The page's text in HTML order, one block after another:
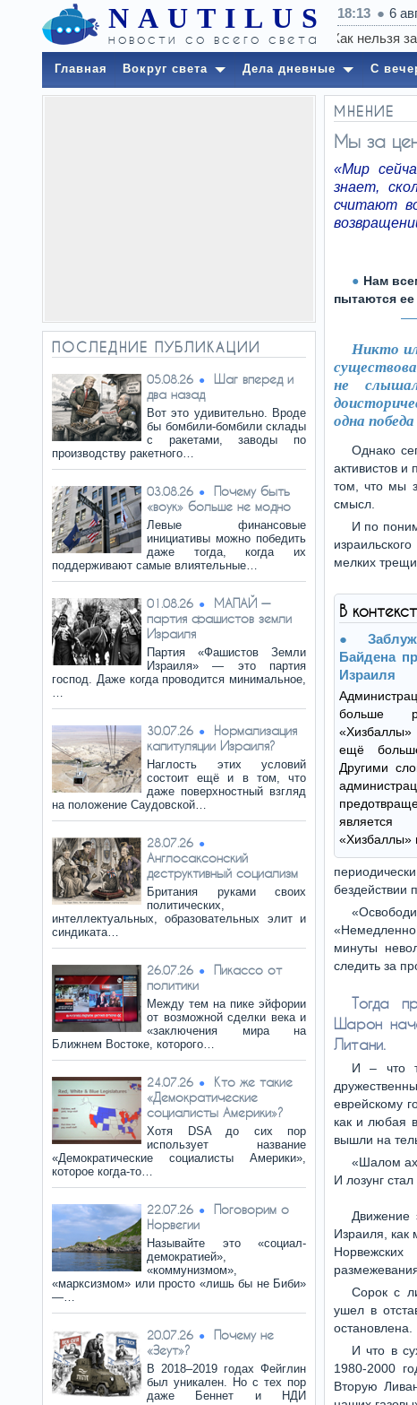
NAUTILUS
новости со всего света
18:13 6
Главная Вокруг света Дела дневные С
ПОСЛЕДНИЕ ПУБЛИКАЦИИ
05.08.26
Шаг вперед и
два назад
Вот это удивительно. Вроде
бы бомбили-бомбили склады
с ракетами, заводы по
производству ракетного…
03.08.26
Почему быть
«воук» больше не модно
Левые финансовые
инициативы можно победить
даже тогда, когда их
поддерживают самые влиятельные…
01.08.26
МАПАЙ —
партия фашистов земли
Израиля
Партия «Фашистов Земли
Израиля» — это партия
господ. Даже когда проводится минимальное,
…
30.07.26
Нормализация
капитуляции Израиля?
Наглость этих условий
состоит ещё и в том, что
даже поверхностный взгляд
на положение Саудовской…
28.07.26
Англосаксонский
деструктивный социализм
Британия руками своих
политических,
интеллектуальных, образовательных элит и
синдиката…
26.07.26
Пикассо от
политики
Между тем на пике эйфории
от возможной сделки века и
«заключения мира на
Ближнем Востоке, которого…
24.07.26
Кто же такие
«Демократические
социалисты Америки»?
Хотя DSA до сих пор
использует название
«Демократические социалисты Америки»,
которое когда-то…
22.07.26
Поговорим о
Норвегии
Называйте это «социал-
демократией»,
«коммунизмом»,
«марксизмом» или просто «лишь бы не Биби»
—…
20.07.26
Почему не
«Зеут»?
В 2018–2019 годах Фейглин
был уникален. Но с тех пор
даже Беннет и НДИ
МНЕНИЕ
Мы за
«Мир
знает,
считают
Нам
пытаются
Никто
не
одна
Однако
активистов
том, что мы
смысл.
И по
мелких
В
Байдена
Израиля
больше
ещё
Другими
является
«Хизбаллы»
бездействии
минуты
следить за
Тогда
Шарон
Литани.
И – что
еврейскому
как и любая
вышли на
«Шалом
И лозунг
Движение
Израиля,
Сорок с
ушел в
остановлена.
И что в
1980-2000
Вторую